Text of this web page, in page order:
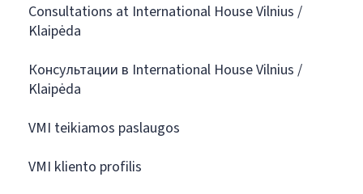
Consultations at International House Vilnius /
Klaipėda
Консультации в International House Vilnius /
Klaipėda
VMI teikiamos paslaugos
VMI kliento profilis